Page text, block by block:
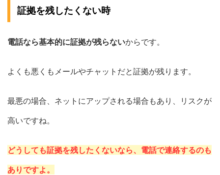
証拠を残したくない時
電話なら基本的に証拠が残らないからです。
よくも悪くもメールやチャットだと証拠が残ります。
最悪の場合、ネットにアップされる場合もあり、リスクが
高いですね。
どうしても証拠を残したくないなら、電話で連絡するのも
ありですよ。